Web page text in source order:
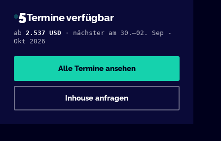
5Termine verfügbar
ab 2.537 USD · nächster am 30.–02. Sep -
Okt 2026
Alle Termine ansehen
Inhouse anfragen